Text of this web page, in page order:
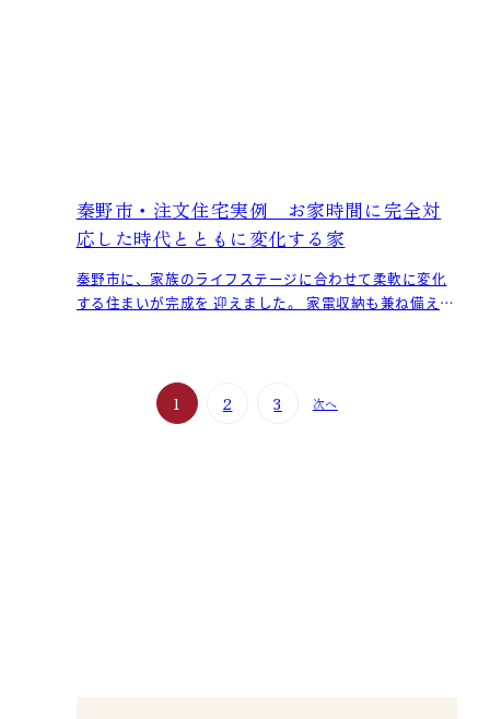
秦野市・注文住宅実例 お家時間に完全対
応した時代とともに変化する家
秦野市に、家族のライフステージに合わせて柔軟に変化
する住まいが完成を 迎えました。 家電収納も兼ね備えた
1 2 3 次へ